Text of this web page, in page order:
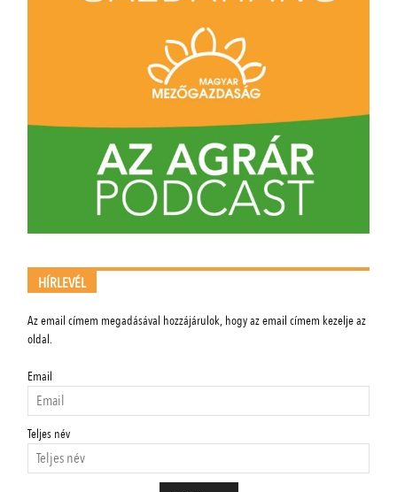
HÍRLEVÉL
Az email címem megadásával hozzájárulok, hogy az email címem kezelje az
oldal.
Email
Teljes név